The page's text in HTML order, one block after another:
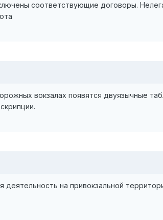
соответствующие договоры.
вокзалах появятся двуязычные
деятельность на привокзальной